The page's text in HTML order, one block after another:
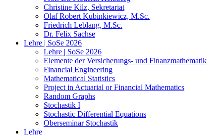
Christine Kilz, Sekretariat
Olaf Robert Kubinkiewicz, M.Sc.
Friedrich Leblang, M.Sc.
Dr. Felix Sachse
Lehre | SoSe 2026
Lehre | SoSe 2026
Elemente der Versicherungs- und Finanzmathematik
Financial Engineering
Mathematical Statistics
Project in Actuarial or Financial Mathematics
Random Graphs
Stochastik I
Stochastic Differential Equations
Oberseminar Stochastik
Lehre